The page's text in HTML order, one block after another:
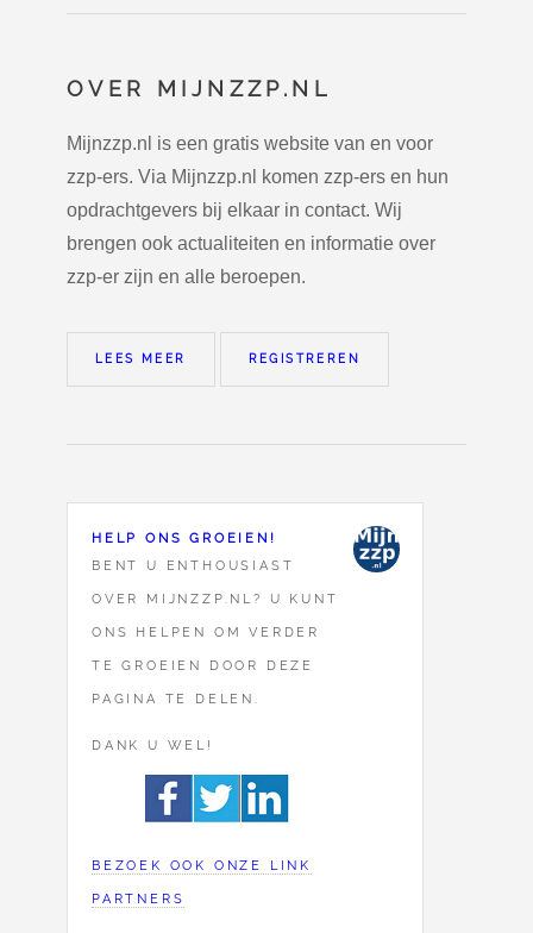
OVER MIJNZZP.NL
Mijnzzp.nl is een gratis website van en voor
zzp-ers. Via Mijnzzp.nl komen zzp-ers en hun
opdrachtgevers bij elkaar in contact. Wij
brengen ook actualiteiten en informatie over
zzp-er zijn en alle beroepen.
LEES MEER REGISTREREN
HELP ONS GROEIEN!
BENT U ENTHOUSIAST
OVER MIJNZZP.NL? U KUNT
ONS HELPEN OM VERDER
TE GROEIEN DOOR DEZE
PAGINA TE DELEN.
DANK U WEL!
BEZOEK OOK ONZE LINK
PARTNERS